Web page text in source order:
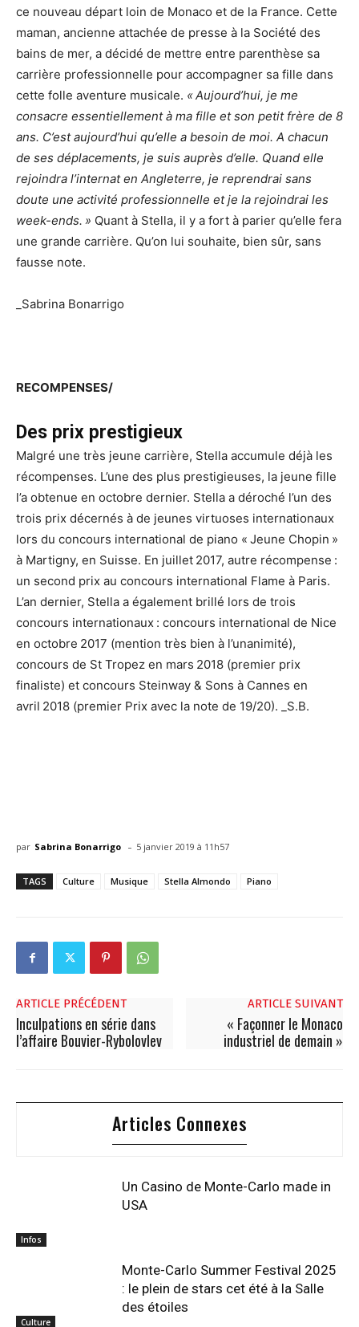
ce nouveau départ loin de Monaco et de la France. Cette
maman, ancienne attachée de presse à la Société des
bains de mer, a décidé de mettre entre parenthèse sa
carrière professionnelle pour accompagner sa fille dans
cette folle aventure musicale. « Aujourd’hui, je me
consacre essentiellement à ma fille et son petit frère de 8
ans. C’est aujourd’hui qu’elle a besoin de moi. A chacun
de ses déplacements, je suis auprès d’elle. Quand elle
rejoindra l’internat en Angleterre, je reprendrai sans
doute une activité professionnelle et je la rejoindrai les
week-ends. » Quant à Stella, il y a fort à parier qu’elle fera
une grande carrière. Qu’on lui souhaite, bien sûr, sans
fausse note.
_Sabrina Bonarrigo
RECOMPENSES/
Des prix prestigieux
Malgré une très jeune carrière, Stella accumule déjà les
récompenses. L’une des plus prestigieuses, la jeune fille
l’a obtenue en octobre dernier. Stella a déroché l’un des
trois prix décernés à de jeunes virtuoses internationaux
lors du concours international de piano « Jeune Chopin »
à Martigny, en Suisse. En juillet 2017, autre récompense :
un second prix au concours international Flame à Paris.
L’an dernier, Stella a également brillé lors de trois
concours internationaux : concours international de Nice
en octobre 2017 (mention très bien à l’unanimité),
concours de St Tropez en mars 2018 (premier prix
finaliste) et concours Steinway & Sons à Cannes en
avril 2018 (premier Prix avec la note de 19/20). _S.B.
par Sabrina Bonarrigo - 5 janvier 2019 à 11h57
TAGS Culture Musique Stella Almondo Piano
ARTICLE PRÉCÉDENT
Inculpations en série dans
l’affaire Bouvier-Rybolovlev
ARTICLE SUIVANT
« Façonner le Monaco
industriel de demain »
Articles Connexes
Infos
Un Casino de Monte-Carlo made in
USA
Culture
Monte-Carlo Summer Festival 2025
: le plein de stars cet été à la Salle
des étoiles